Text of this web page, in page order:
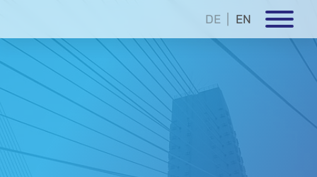
DE EN